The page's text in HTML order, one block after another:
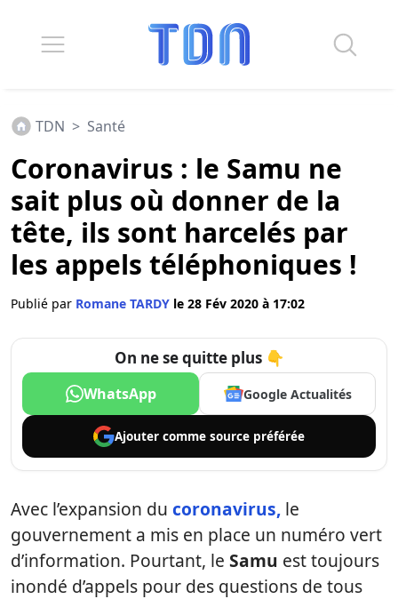
TDN > Santé
Coronavirus : le Samu ne
sait plus où donner de la
tête, ils sont harcelés par
les appels téléphoniques !
Publié par Romane TARDY le 28 Fév 2020 à 17:02
On ne se quitte plus 👇
WhatsApp Google Actualités
Ajouter comme source préférée
Avec l’expansion du coronavirus, le
gouvernement a mis en place un numéro vert
d’information. Pourtant, le Samu est toujours
inondé d’appels pour des questions de tous